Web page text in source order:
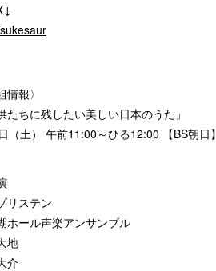
情報〉
たちに残したい美しい日本のうた」
（土） 午前11:00～ひる12:00 【BS朝日】
リステン
ホール声楽アンサンブル
地
介